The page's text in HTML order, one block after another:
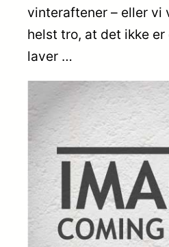
vinteraftener – eller vi
helst tro, at det ikke
laver …